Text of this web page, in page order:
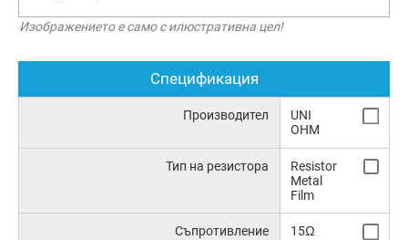
Изображението е само с илюстративна цел!
Спецификация
Производител
UNI
OHM
Тип на резистора
Resistor
Metal
Film
Съпротивление 15Ω